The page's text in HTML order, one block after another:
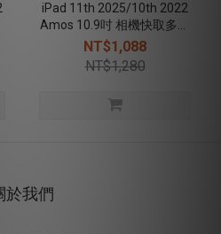
iPad 11th 2025/10th 2022
Amos 10.9吋 相機快取多角
度折疊布紋皮套(磁扣) - 雅痞
灰
NT$1,088
NT$1,280
於我們